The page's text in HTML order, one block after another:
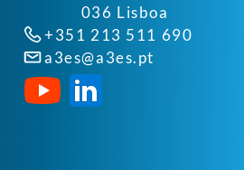
036 Lisboa
+351 213 511 690
a3es@a3es.pt